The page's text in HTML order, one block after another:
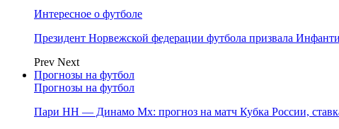
Интересное о футболе
Президент Норвежской федерации футбола призвала
Prev Next
Прогнозы на футбол
Прогнозы на футбол
Пари НН — Динамо Мх: прогноз на матч Кубка России,